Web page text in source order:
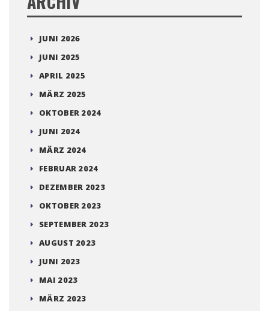
JUNI 2026
JUNI 2025
APRIL 2025
MÄRZ 2025
OKTOBER 2024
JUNI 2024
MÄRZ 2024
FEBRUAR 2024
DEZEMBER 2023
OKTOBER 2023
SEPTEMBER 2023
AUGUST 2023
JUNI 2023
MAI 2023
MÄRZ 2023